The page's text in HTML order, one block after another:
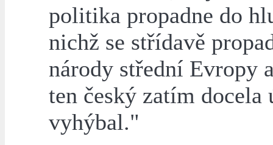
politika propadne do
nichž se střídavě
národy střední Evropy
ten český zatím docela
vyhýbal."